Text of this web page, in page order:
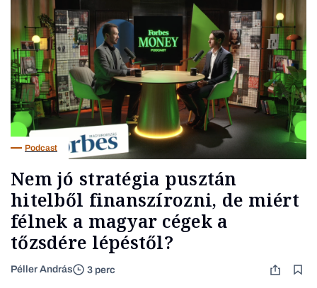
Podcast
Nem jó stratégia pusztán
hitelből finanszírozni, de miért
félnek a magyar cégek a
tőzsdére lépéstől?
Péller András 3 perc